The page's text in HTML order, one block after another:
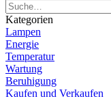
Kategorien
Lampen
Energie
Temperatur
Wartung
Beruhigung
Kaufen und Verkaufen